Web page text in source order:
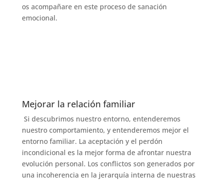
os acompañare en este proceso de sanación
emocional.
Mejorar la relación familiar
Si descubrimos nuestro entorno, entenderemos
nuestro comportamiento, y entenderemos mejor el
entorno familiar. La aceptación y el perdón
incondicional es la mejor forma de afrontar nuestra
evolución personal. Los conflictos son generados por
una incoherencia en la jerarquía interna de nuestras